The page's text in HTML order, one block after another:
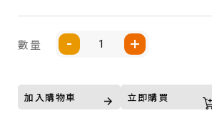
數量
加入購物車 立即購買